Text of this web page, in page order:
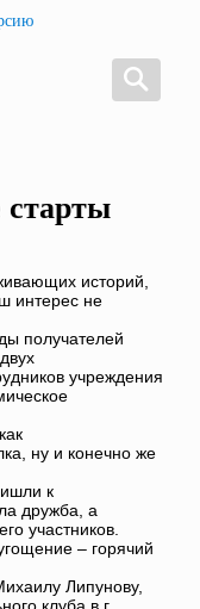
историй,
интерес не
получателей
учреждения
ну и конечно же
к
дружба, а
участников.
– горячий
Липунову,